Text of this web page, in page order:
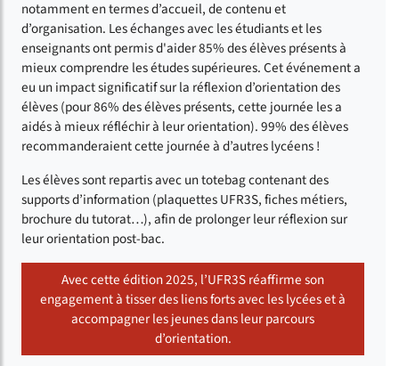
notamment en termes d’accueil, de contenu et
d’organisation. Les échanges avec les étudiants et les
enseignants ont permis d'aider 85% des élèves présents à
mieux comprendre les études supérieures. Cet événement a
eu un impact significatif sur la réflexion d’orientation des
élèves (pour 86% des élèves présents, cette journée les a
aidés à mieux réfléchir à leur orientation). 99% des élèves
recommanderaient cette journée à d’autres lycéens !
Les élèves sont repartis avec un totebag contenant des
supports d’information (plaquettes UFR3S, fiches métiers,
brochure du tutorat…), afin de prolonger leur réflexion sur
leur orientation post-bac.
Avec cette édition 2025, l’UFR3S réaffirme son
engagement à tisser des liens forts avec les lycées et à
accompagner les jeunes dans leur parcours
d’orientation.